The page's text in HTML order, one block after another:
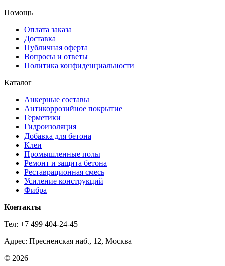
Помощь
Оплата заказа
Доставка
Публичная оферта
Вопросы и ответы
Политика конфиденциальности
Каталог
Анкерные составы
Антикоррозийное покрытие
Герметики
Гидроизоляция
Добавка для бетона
Клеи
Промышленные полы
Ремонт и защита бетона
Реставрационная смесь
Усиление конструкций
Фибра
Контакты
Тел: +7 499 404-24-45
Адрес: Пресненская наб., 12, Москва
© 2026